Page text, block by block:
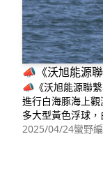
📣《沃旭能源
📣《沃旭能源聯
進行白海豚海上
多大型黃色浮球
交通部航港局中部
纜鋪設工程。沃
及用途，黃色浮
尺，白海豚可以
2025/04/24蠻野